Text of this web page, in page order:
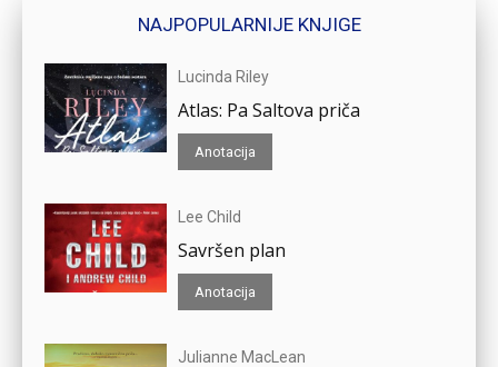
NAJPOPULARNIJE KNJIGE
Lucinda Riley
Atlas: Pa Saltova priča
Anotacija
Lee Child
Savršen plan
Anotacija
Julianne MacLean